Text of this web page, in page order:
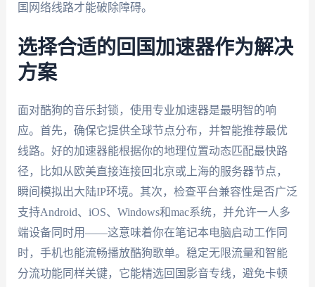
国网络线路才能破除障碍。
选择合适的回国加速器作为解决
方案
面对酷狗的音乐封锁，使用专业加速器是最明智的响
应。首先，确保它提供全球节点分布，并智能推荐最优
线路。好的加速器能根据你的地理位置动态匹配最快路
径，比如从欧美直接连接回北京或上海的服务器节点，
瞬间模拟出大陆IP环境。其次，检查平台兼容性是否广泛
支持Android、iOS、Windows和mac系统，并允许一人多
端设备同时用——这意味着你在笔记本电脑启动工作同
时，手机也能流畅播放酷狗歌单。稳定无限流量和智能
分流功能同样关键，它能精选回国影音专线，避免卡顿